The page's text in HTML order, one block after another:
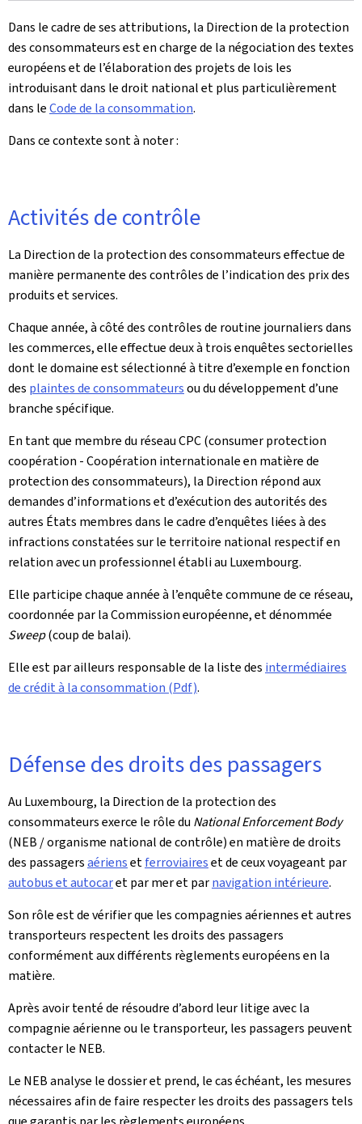
Dans le cadre de ses attributions, la Direction de la protection
des consommateurs est en charge de la négociation des textes
européens et de l’élaboration des projets de lois les
introduisant dans le droit national et plus particulièrement
dans leCode de la consommation.
Dans ce contexte sont à noter :
Activités de contrôle
La Direction de la protection des consommateurs effectue de
manière permanente des contrôles de l’indication des prix des
produits et services.
Chaque année, à côté des contrôles de routine journaliers dans
les commerces, elle effectue deux à trois enquêtes sectorielles
dont le domaine est sélectionné à titre d’exemple en fonction
des plaintes de consommateursou du développement d’une
branche spécifique.
En tant que membre du réseau CPC (consumer protection
coopération - Coopération internationale en matière de
protection des consommateurs), la Direction répond aux
demandes d’informations et d’exécution des autorités des
autres États membres dans le cadre d’enquêtes liées à des
infractions constatées sur le territoire national respectif en
relation avec un professionnel établi au Luxembourg.
Elle participe chaque année à l’enquête commune de ce réseau,
coordonnée par la Commission européenne, et dénommée
Sweep(coup de balai).
Elle est par ailleurs responsable de la liste des intermédiaires
de crédit à la consommation (Pdf).
Défense des droits des passagers
Au Luxembourg, la Direction de la protection des
consommateurs exerce le rôle du National Enforcement Body
(NEB / organisme national de contrôle) en matière de droits
des passagersaériensetferroviaireset de ceux voyageant par
autobus et autocaret par mer et parnavigation intérieure.
Son rôle est de vérifier que les compagnies aériennes et autres
transporteurs respectent les droits des passagers
conformément aux différents règlements européens en la
matière.
Après avoir tenté de résoudre d’abord leur litige avec la
compagnie aérienne ou le transporteur, les passagers peuvent
contacter le NEB.
Le NEB analyse le dossier et prend, le cas échéant, les mesures
nécessaires afin de faire respecter les droits des passagers tels